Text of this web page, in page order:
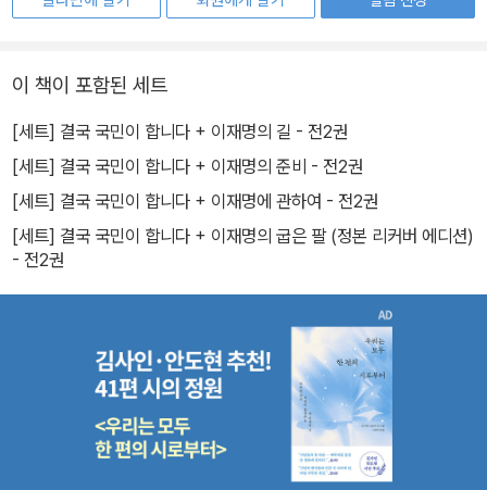
이 책이 포함된 세트
[세트] 결국 국민이 합니다 + 이재명의 길 - 전2권
[세트] 결국 국민이 합니다 + 이재명의 준비 - 전2권
[세트] 결국 국민이 합니다 + 이재명에 관하여 - 전2권
[세트] 결국 국민이 합니다 + 이재명의 굽은 팔 (정본 리커버 에디션)
- 전2권